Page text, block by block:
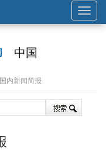
展
开
中国
内新闻简报